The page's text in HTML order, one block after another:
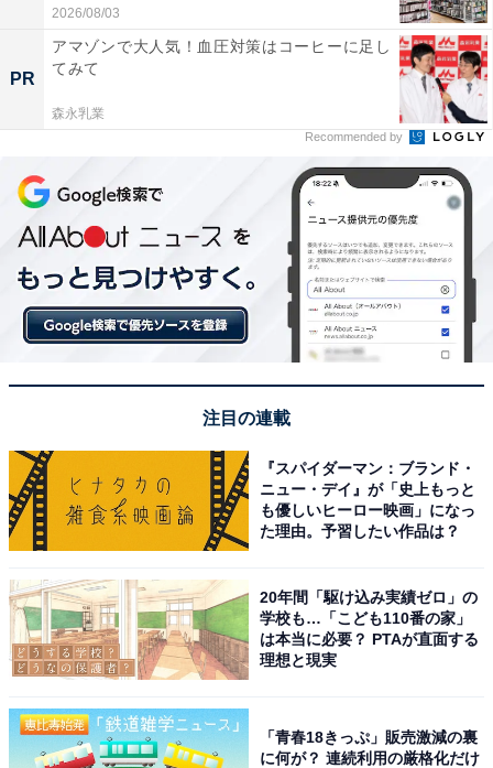
2026/08/03
PR
アマゾンで大人気！血圧対策はコーヒーに足し
てみて
森永乳業
Recommended by
注目の連載
『スパイダーマン：ブランド・
ニュー・デイ』が「史上もっと
も優しいヒーロー映画」になっ
た理由。予習したい作品は？
20年間「駆け込み実績ゼロ」の
学校も…「こども110番の家」
は本当に必要？ PTAが直面する
理想と現実
「青春18きっぷ」販売激減の裏
に何が？ 連続利用の厳格化だけ